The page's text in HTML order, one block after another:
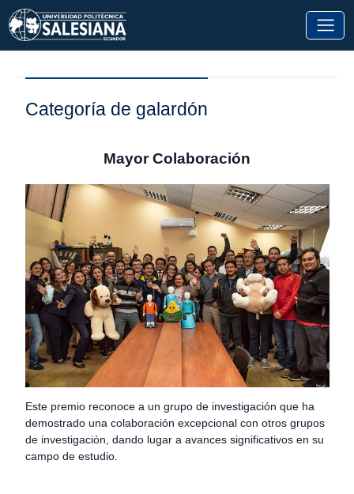
Categoría de galardón
Mayor Colaboración
Este premio reconoce a un grupo de investigación que ha
demostrado una colaboración excepcional con otros grupos
de investigación, dando lugar a avances significativos en su
campo de estudio.
ASISTENTE UPS
UPIBOT